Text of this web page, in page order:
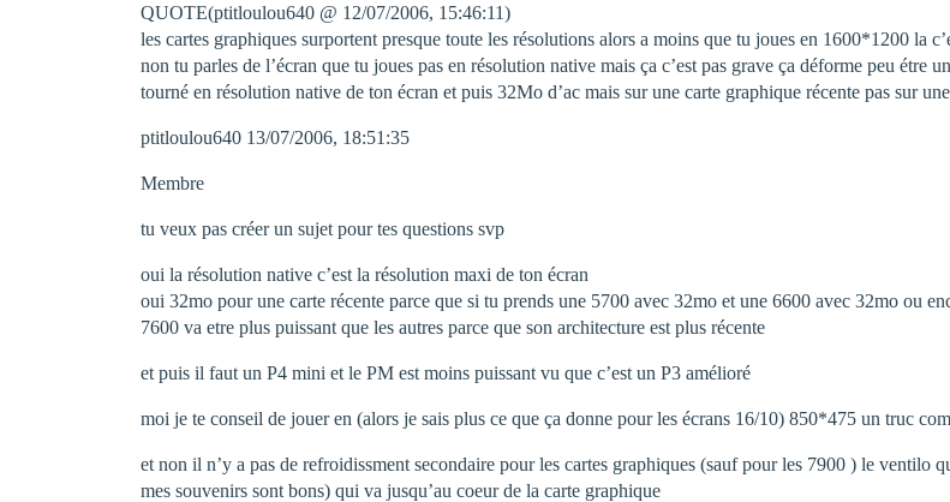
QUOTE(ptitloulou640 @ 12/07/2006, 15:46:11)
les cartes graphiques surportent presque toute les résolutions alors a moins que tu joues en 1600*1200 la
non tu parles de l’écran que tu joues pas en résolution native mais ça c’est pas grave ça déforme peu étre
tourné en résolution native de ton écran et puis 32Mo d’ac mais sur une carte graphique récente pas sur
ptitloulou640 13/07/2006, 18:51:35
Membre
tu veux pas créer un sujet pour tes questions svp
oui la résolution native c’est la résolution maxi de ton écran
oui 32mo pour une carte récente parce que si tu prends une 5700 avec 32mo et une 6600 avec 32mo ou
7600 va etre plus puissant que les autres parce que son architecture est plus récente
et puis il faut un P4 mini et le PM est moins puissant vu que c’est un P3 amélioré
moi je te conseil de jouer en (alors je sais plus ce que ça donne pour les écrans 16/10) 850*475 un truc
et non il n’y a pas de refroidissment secondaire pour les cartes graphiques (sauf pour les 7900 ) le
mes souvenirs sont bons) qui va jusqu’au coeur de la carte graphique